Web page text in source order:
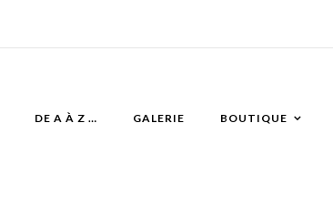
DE A À Z … GALERIE BOUTIQUE